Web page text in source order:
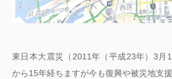
東日本大震災（2011年（平成23年）3月
から15年経ちますが今も復興や被災地支